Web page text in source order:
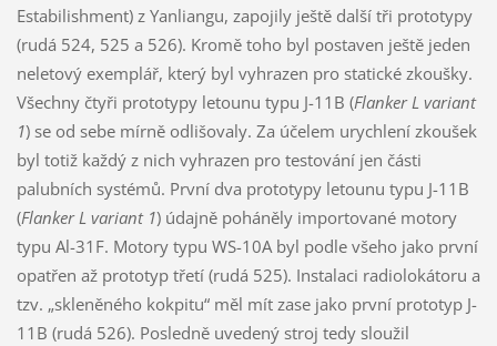
Estabilishment) z Yanliangu, zapojily ještě další tři prototypy
(rudá 524, 525 a 526). Kromě toho byl postaven ještě jeden
neletový exemplář, který byl vyhrazen pro statické zkoušky.
Všechny čtyři prototypy letounu typu J-11B (Flanker L variant
1) se od sebe mírně odlišovaly. Za účelem urychlení zkoušek
byl totiž každý z nich vyhrazen pro testování jen části
palubních systémů. První dva prototypy letounu typu J-11B
(Flanker L variant 1) údajně poháněly importované motory
typu Al-31F. Motory typu WS-10A byl podle všeho jako první
opatřen až prototyp třetí (rudá 525). Instalaci radiolokátoru a
tzv. „skleněného kokpitu“ měl mít zase jako první prototyp J-
11B (rudá 526). Posledně uvedený stroj tedy sloužil